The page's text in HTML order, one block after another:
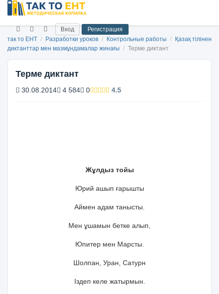
Вход
Регистрация
так то ЕНТ / Разработки уроков / Контрольные работы /
Қазақ тілінен
диктанттар мен мазмұндамалар жинағы / Терме диктант
Терме диктант
30.08.2014 4 584 0 4.5
Жұлдыз тойы
Юрий ашып ғарышты
Аймен адам танысты.
Мен ұшамын бетке алып,
Юпитер мен Марсты.
Шолпан, Уран, Сатурн
Іздеп келе жатырмын.